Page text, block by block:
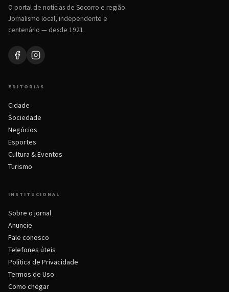
O portal de notícias de Socorro e região.
Jornalismo local, independente e
centenário — desde 1921.
EDITORIAS
Cidade
Sociedade
Negócios
Esportes
Cultura & Eventos
Turismo
INSTITUCIONAL
Sobre o jornal
Anuncie
Fale conosco
Telefones úteis
Política de Privacidade
Termos de Uso
Como chegar